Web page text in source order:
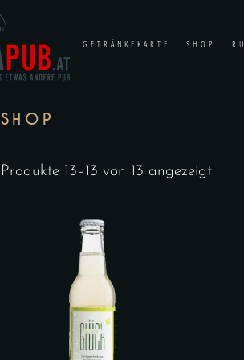
GETRÄNKEKARTE SHOP
SHOP
Produkte 13–13 von 13 angezeigt